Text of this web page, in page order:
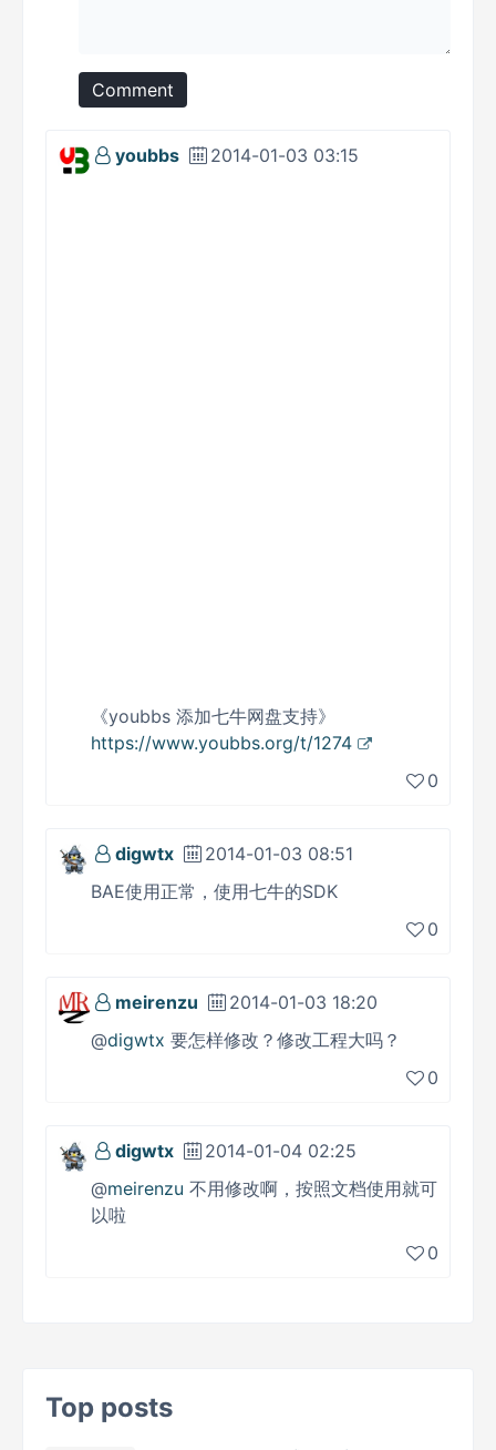
Comment
youbbs 2014-01-03 03:15
《youbbs 添加七牛网盘支持》
https://www.youbbs.org/t/1274
0
digwtx
2014-01-03 08:51
BAE使用正常，使用七牛的SDK
0
meirenzu
2014-01-03 18:20
@digwtx 要怎样修改？修改工程大吗？
0
digwtx
2014-01-04 02:25
@meirenzu 不用修改啊，按照文档使用就可
以啦
0
Top posts